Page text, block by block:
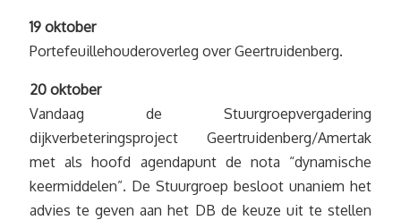
19 oktober
Portefeuillehouderoverleg over Geertruidenberg.
20 oktober
Vandaag de Stuurgroepvergadering
dijkverbeteringsproject Geertruidenberg/Amertak
met als hoofd agendapunt de nota “dynamische
keermiddelen”. De Stuurgroep besloot unaniem het
advies te geven aan het DB de keuze uit te stellen